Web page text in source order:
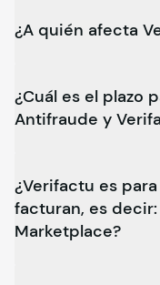
¿A quién afecta
¿Cuál es el plazo
Antifraude y
¿Verifactu es
facturan, es decir:
Marketplace?